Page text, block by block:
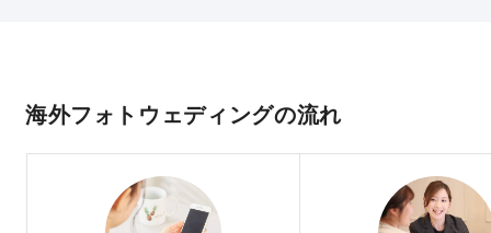
海外フォトウェディングの流れ